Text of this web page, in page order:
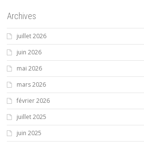
Archives
juillet 2026
juin 2026
mai 2026
mars 2026
février 2026
juillet 2025
juin 2025